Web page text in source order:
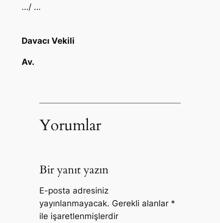
…/ …
Davacı Vekili
Av.
Yorumlar
Bir yanıt yazın
E-posta adresiniz
yayınlanmayacak. Gerekli alanlar *
ile işaretlenmişlerdir